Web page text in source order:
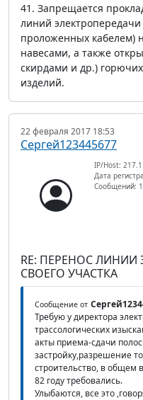
41. Запрещается
линий
проложенных кабелем)
навесами, а также
скирдами и др.)
изделий.
22 февраля 2017 18:53
Сергей123445677
IP/Host:
Дата
Сообщений:
RE: ПЕРЕНОС ЛИНИИ
СВОЕГО УЧАСТКА
Сообщение от
Требую у директора
трассологических
акты приема-сдачи
застройку,разрешение
строительство, в общем
82 году требовались.
Улыбаются, все это